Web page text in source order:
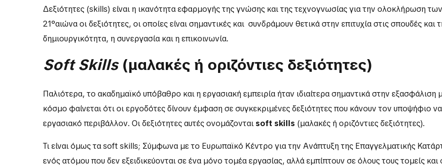
Δεξιότητες (skills) είναι η ικανότητα εφαρμογής της γνώσης και της τεχνογνωσίας για την ολοκλήρωση
21°αιώνα οι δεξιότητες, οι οποίες είναι σημαντικές και συνδράμουν θετικά στην επιτυχία στις σπουδές και
δημιουργικότητα, η συνεργασία και η επικοινωνία.
Soft Skills(μαλακές ή οριζόντιες δεξιότητες)
Παλιότερα, το ακαδημαϊκό υπόβαθρο και η εργασιακή εμπειρία ήταν ιδιαίτερα σημαντικά στην
κόσμο φαίνεται ότι οι εργοδότες δίνουν έμφαση σε συγκεκριμένες δεξιότητες που κάνουν τον υποψήφιο
εργασιακό περιβάλλον. Οι δεξιότητες αυτές ονομάζονταιsoft skills (μαλακές ή οριζόντιες δεξιότητες).
Τι είναι όμως τα soft skills; Σύμφωνα με το Ευρωπαϊκό Κέντρο για την Ανάπτυξη της Επαγγελματικής
ενός ατόμου που δεν εξειδικεύονται σε ένα μόνο τομέα εργασίας, αλλά εμπίπτουν σε όλους τους τομείς